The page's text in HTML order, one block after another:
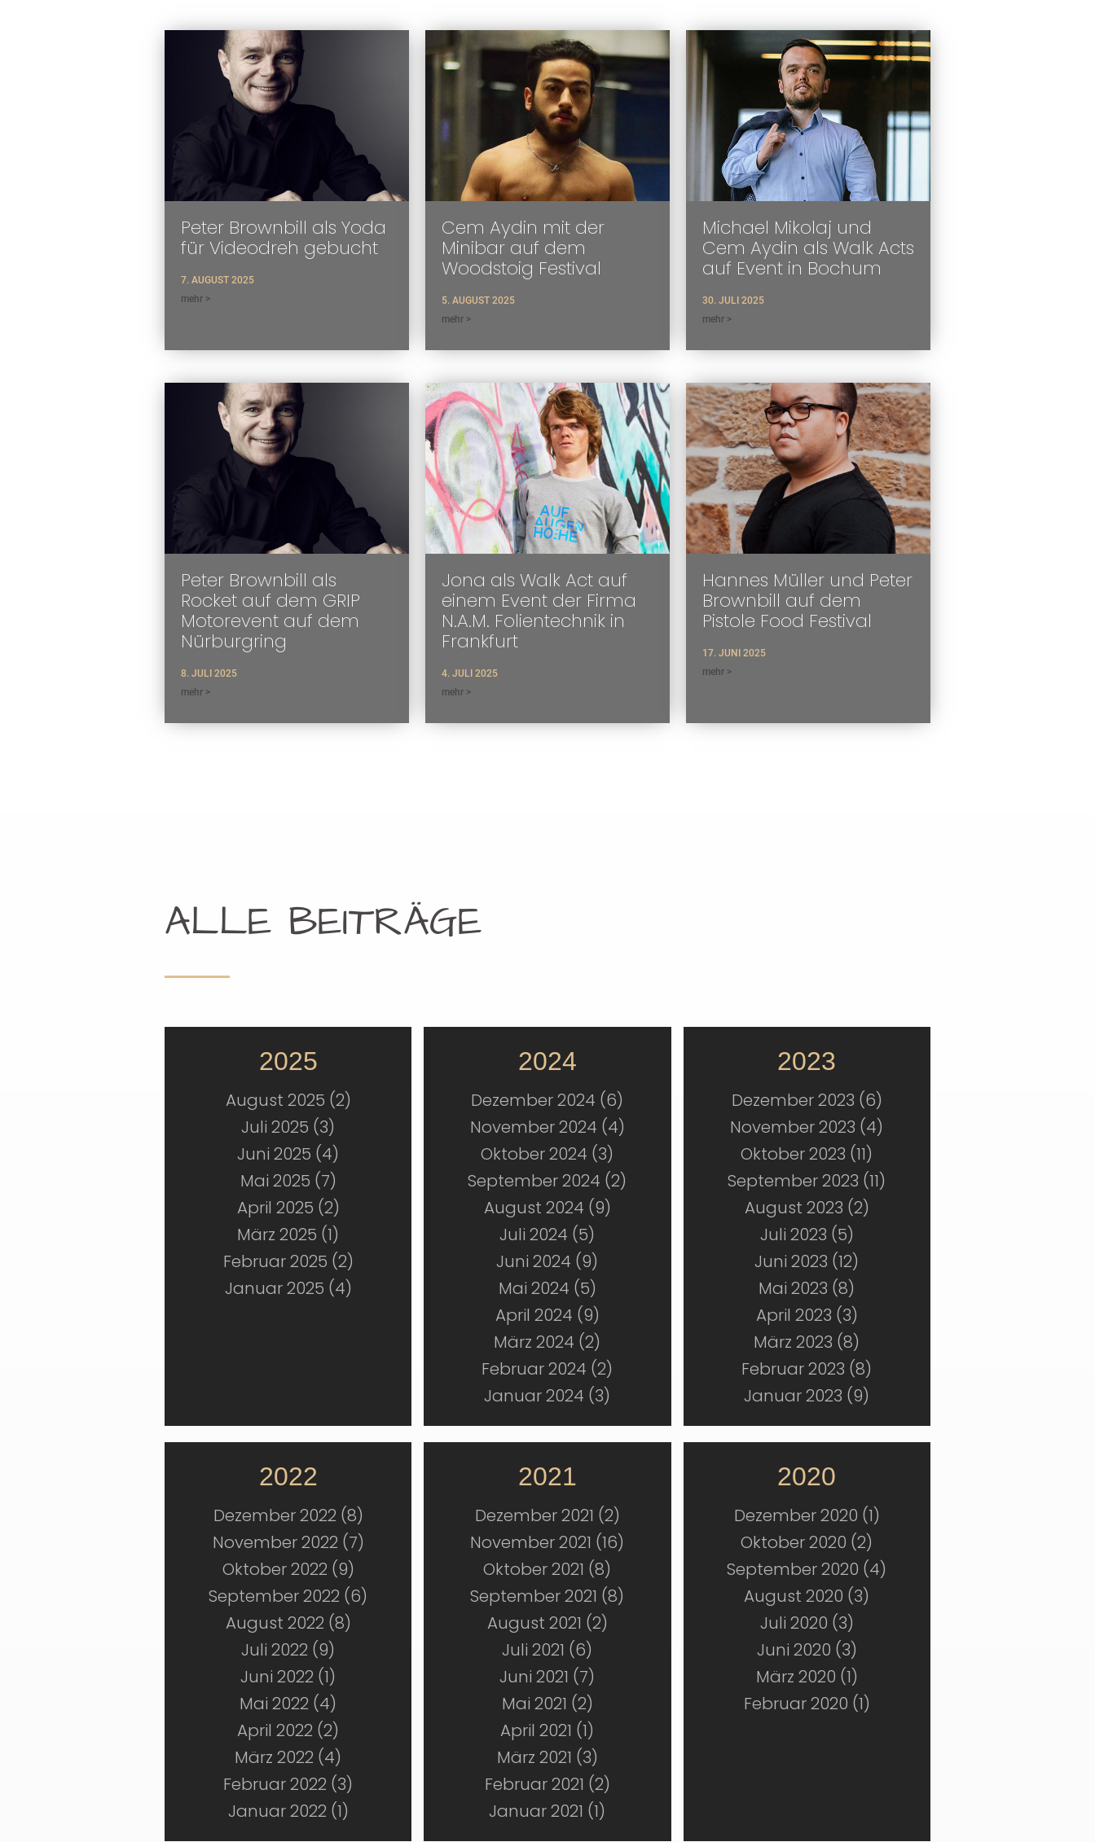
Peter Brownbill als Yoda
für Videodreh gebucht
7. AUGUST 2025
mehr >
Cem Aydin mit der
Minibar auf dem
Woodstoig Festival
5. AUGUST 2025
mehr >
Michael Mikolaj und
Cem Aydin als Walk Acts
auf Event in Bochum
30. JULI 2025
mehr >
Peter Brownbill als
Rocket auf dem GRIP
Motorevent auf dem
Nürburgring
8. JULI 2025
mehr >
Jona als Walk Act auf
einem Event der Firma
N.A.M. Folientechnik in
Frankfurt
4. JULI 2025
mehr >
Hannes Müller und Peter
Brownbill auf dem
Pistole Food Festival
17. JUNI 2025
mehr >
ALLE BEITRÄGE
2025
August 2025 (2)
Juli 2025 (3)
Juni 2025 (4)
Mai 2025 (7)
April 2025 (2)
März 2025 (1)
Februar 2025 (2)
Januar 2025 (4)
2024
Dezember 2024 (6)
November 2024 (4)
Oktober 2024 (3)
September 2024 (2)
August 2024 (9)
Juli 2024 (5)
Juni 2024 (9)
Mai 2024 (5)
April 2024 (9)
März 2024 (2)
Februar 2024 (2)
Januar 2024 (3)
2023
Dezember 2023 (6)
November 2023 (4)
Oktober 2023 (11)
September 2023 (11)
August 2023 (2)
Juli 2023 (5)
Juni 2023 (12)
Mai 2023 (8)
April 2023 (3)
März 2023 (8)
Februar 2023 (8)
Januar 2023 (9)
2022
Dezember 2022 (8)
November 2022 (7)
Oktober 2022 (9)
September 2022 (6)
August 2022 (8)
Juli 2022 (9)
Juni 2022 (1)
Mai 2022 (4)
April 2022 (2)
März 2022 (4)
Februar 2022 (3)
Januar 2022 (1)
2021
Dezember 2021 (2)
November 2021 (16)
Oktober 2021 (8)
September 2021 (8)
August 2021 (2)
Juli 2021 (6)
Juni 2021 (7)
Mai 2021 (2)
April 2021 (1)
März 2021 (3)
Februar 2021 (2)
Januar 2021 (1)
2020
Dezember 2020 (1)
Oktober 2020 (2)
September 2020 (4)
August 2020 (3)
Juli 2020 (3)
Juni 2020 (3)
März 2020 (1)
Februar 2020 (1)